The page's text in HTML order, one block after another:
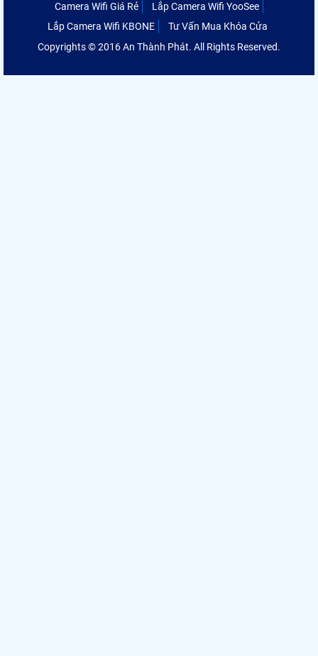
Camera Wifi Giá Rẻ
Lắp Camera Wifi YooSee
Lắp Camera Wifi KBONE
Tư Vấn Mua Khóa Cửa
Copyrights © 2016 An Thành Phát. All Rights Reserved.